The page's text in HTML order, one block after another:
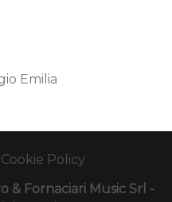
Emilia
Cookie Policy
& Fornaciari Music Srl -